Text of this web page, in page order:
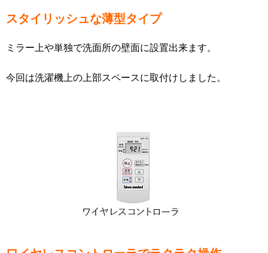
スタイリッシュな薄型タイプ
ミラー上や単独で洗面所の壁面に設置出来ます。
今回は洗濯機上の上部スペースに取付けしました。